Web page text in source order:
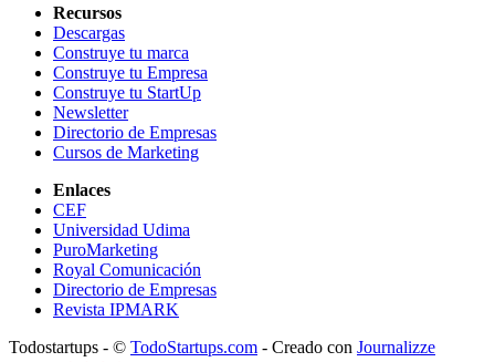
Recursos
Descargas
Construye tu marca
Construye tu Empresa
Construye tu StartUp
Newsletter
Directorio de Empresas
Cursos de Marketing
Enlaces
CEF
Universidad Udima
PuroMarketing
Royal Comunicación
Directorio de Empresas
Revista IPMARK
Todostartups - © TodoStartups.com - Creado con Journalizze